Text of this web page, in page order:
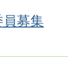
員募集